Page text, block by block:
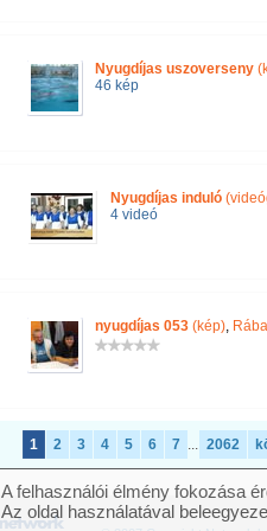
Nyugdíjas uszoverseny
46 kép
Nyugdíjas induló
4 videó
nyugdíjas 053 (kép),
1 2 3 4 5 6 7 ... 2062
A felhasználói élmény fokozása
Az oldal használatával